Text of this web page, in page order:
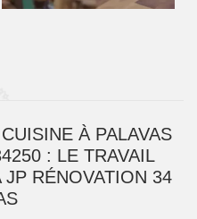
À PALAVAS
: LE TRAVAIL
RÉNOVATION 34